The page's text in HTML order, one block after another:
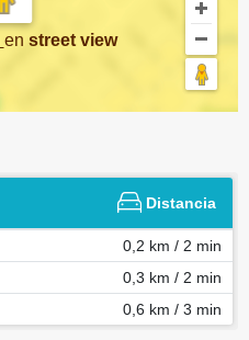
en street view
Distancia
0,2 km / 2 min
0,3 km / 2 min
0,6 km / 3 min